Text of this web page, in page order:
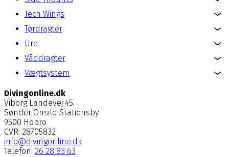
Tech Wings
Tørdragter
Ure
Våddragter
Vægtsystem
Divingonline.dk
Viborg Landevej 45
Sønder Onsild Stationsby
9500 Hobro
CVR: 28705832
info@divingonline.dk
Telefon: 26 28 83 63